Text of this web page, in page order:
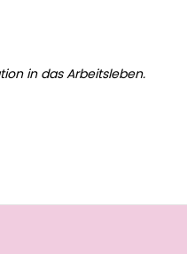
in das Arbeitsleben.